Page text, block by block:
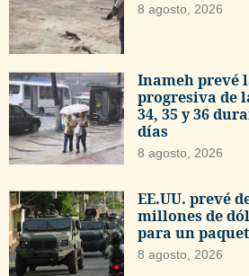
8 agosto, 2026
Inameh prevé
progresiva de
34, 35 y 36
días
8 agosto, 2026
EE.UU. prevé
millones de
para un
8 agosto, 2026